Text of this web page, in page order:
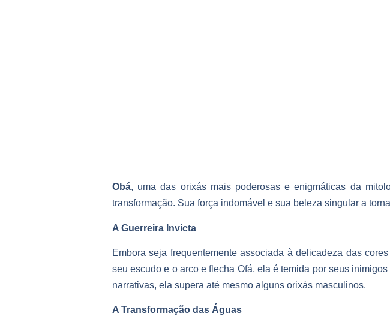
Obá, uma das orixás mais poderosas e enigmáticas da
transformação. Sua força indomável e sua beleza singular a
A Guerreira Invicta
Embora seja frequentemente associada à delicadeza das
seu escudo e o arco e flecha Ofá, ela é temida por seus
narrativas, ela supera até mesmo alguns orixás masculinos.
A Transformação das Águas